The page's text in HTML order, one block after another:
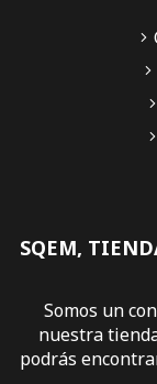
SQEM,
Somos un
nuestra
podrás